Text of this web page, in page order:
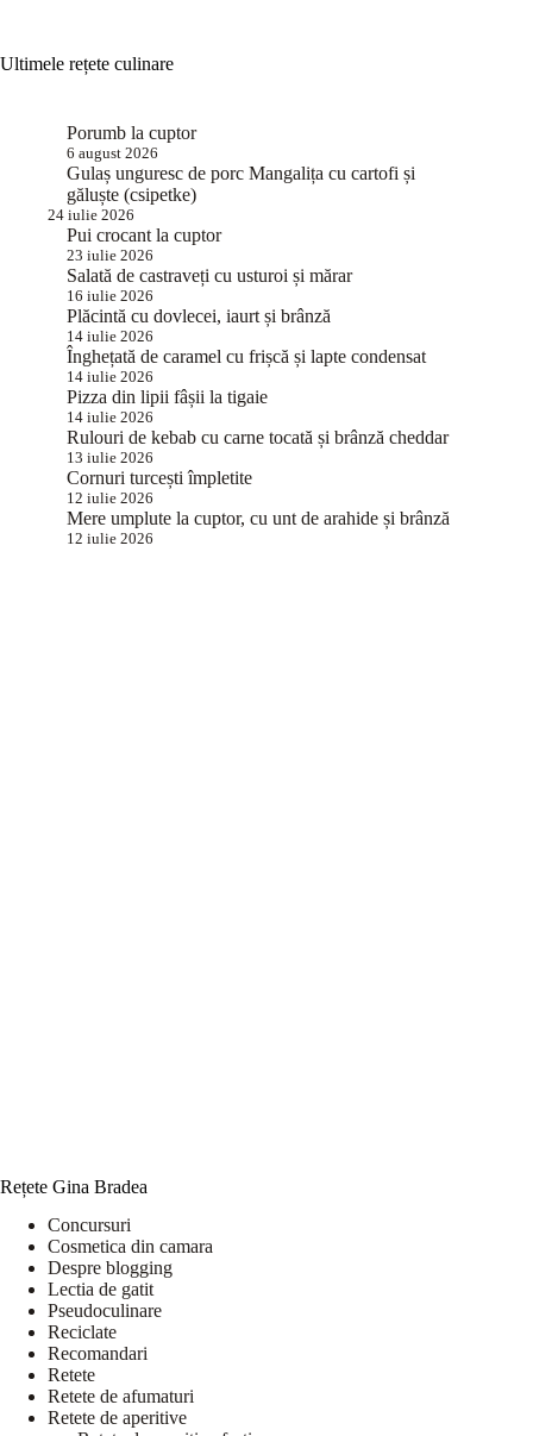
Ultimele rețete culinare
Porumb la cuptor
6 august 2026
Gulaș unguresc de porc Mangalița cu cartofi și
găluște (csipetke)
24 iulie 2026
Pui crocant la cuptor
23 iulie 2026
Salată de castraveți cu usturoi și mărar
16 iulie 2026
Plăcintă cu dovlecei, iaurt și brânză
14 iulie 2026
Înghețată de caramel cu frișcă și lapte condensat
14 iulie 2026
Pizza din lipii fâșii la tigaie
14 iulie 2026
Rulouri de kebab cu carne tocată și brânză cheddar
13 iulie 2026
Cornuri turcești împletite
12 iulie 2026
Mere umplute la cuptor, cu unt de arahide și brânză
12 iulie 2026
Rețete Gina Bradea
Concursuri
Cosmetica din camara
Despre blogging
Lectia de gatit
Pseudoculinare
Reciclate
Recomandari
Retete
Retete de afumaturi
Retete de aperitive